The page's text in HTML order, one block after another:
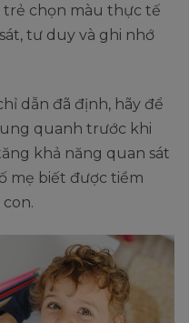
trẻ chọn màu thực tế
tư duy và ghi nhớ
dẫn đã định, hãy để
quanh trước khi
khả năng quan sát
mẹ biết được tiềm